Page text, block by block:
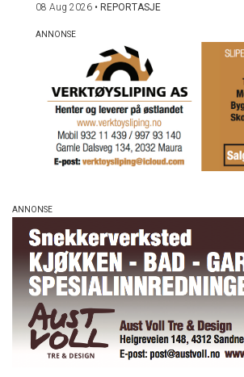
08 Aug 2026 • REPORTASJE